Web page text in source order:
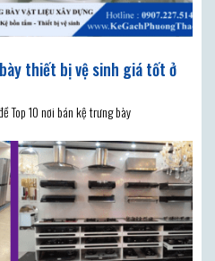
thiết bị vệ sinh giá tốt ở
Top 10 nơi bán kệ trưng bày